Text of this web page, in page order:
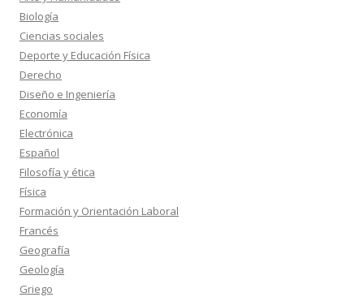
Biología
Ciencias sociales
Deporte y Educación Física
Derecho
Diseño e Ingeniería
Economía
Electrónica
Español
Filosofía y ética
Física
Formación y Orientación Laboral
Francés
Geografía
Geología
Griego